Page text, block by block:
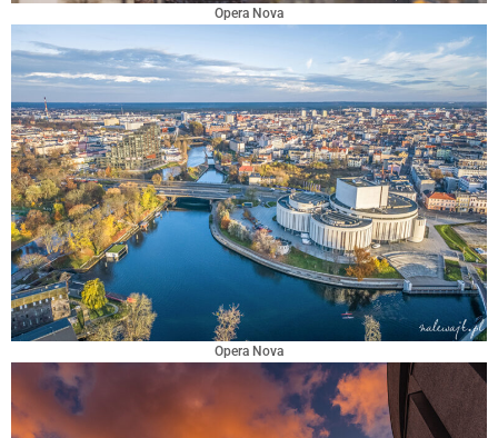
Opera Nova
Opera Nova